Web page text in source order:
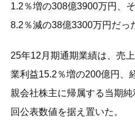
1.2％増の308億3900万円、
8.2％減の38億3300万円だっ
25年12月期通期業績は、売
業利益15.2％増の200億円、
親会社株主に帰属する当期
回公表数値を据え置いた。